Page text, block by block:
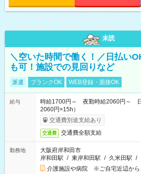
未読
＼空いた時間で働く！／日払い
も可！施設での見回りなど
派遣 ブランクOK WEB登録・面接OK
給与
時給1700円～ 夜勤時給2060円～
2060円×15h）
交通費別途支給あり
交通費 交通費全額支給
勤務地
大阪府岸和田市
岸和田駅 / 東岸和田駅 / 久米田駅 /
介護施設や病院 ※ご自宅近辺から